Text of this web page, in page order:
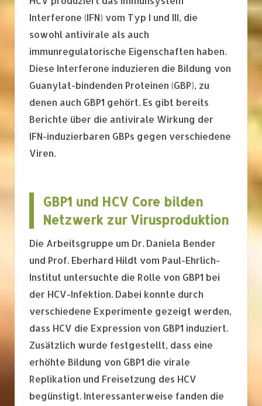
Interferone (IFN) vom Typ I und III, die
sowohl antivirale als auch
immunregulatorische Eigenschaften haben.
Diese Interferone induzieren die Bildung von
Guanylat-bindenden Proteinen (GBP), zu
denen auch GBP1 gehört. Es gibt bereits
Berichte über die antivirale Wirkung der
IFN-induzierbaren GBPs gegen verschiedene
Viren.
GBP1 und HCV Core bilden
Netzwerk zur Virusproduktion
Die Arbeitsgruppe um Dr. Daniela Bender
und Prof. Eberhard Hildt vom Paul-Ehrlich-
Institut untersuchte die Rolle von GBP1 bei
der HCV-Infektion. Dabei konnte durch
verschiedene Experimente gezeigt werden,
dass HCV die Expression von GBP1 induziert.
Zusätzlich wurde festgestellt, dass eine
erhöhte Bildung von GBP1 die virale
Replikation und Freisetzung des HCV
begünstigt. Interessanterweise fanden die